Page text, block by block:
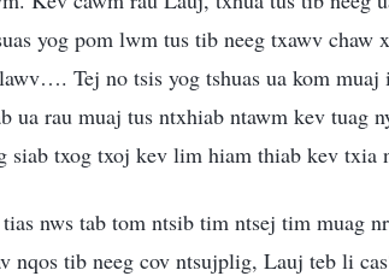
yog pom lwm tus tib neeg txawv chaw
Tej no tsis yog tshuas ua kom muaj
ua rau muaj tus ntxhiab ntawm kev tuag
siab txog txoj kev lim hiam thiab kev txia
nws tab tom ntsib tim ntsej tim muag
nqos tib neeg cov ntsujplig, Lauj teb li